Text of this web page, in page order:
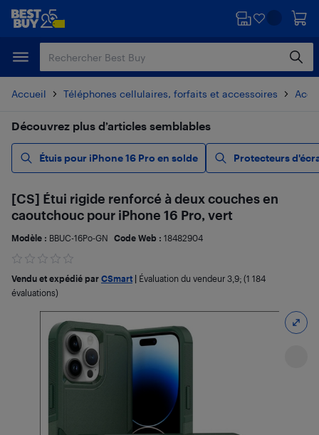
Passer
principal
Passer
Accueil Téléphones cellulaires, forfaits et accessoires
Découvrez plus d’articles semblables
Étuis pour iPhone 16 Pro en solde Protecteurs
[CS] Étui rigide renforcé à deux couches en
caoutchouc pour iPhone 16 Pro, vert
Modèle : BBUC-16Po-GN Code Web : 18482904
Vendu et expédié par CSmart Évaluation du vendeur 3,9; (1 184
évaluations)